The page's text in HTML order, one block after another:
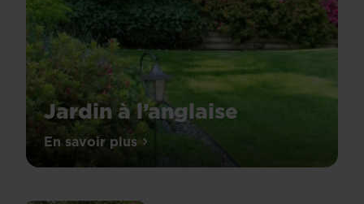
Jardin à l’anglaise
Contre-
En savoir plussur Jardin à l’anglaise